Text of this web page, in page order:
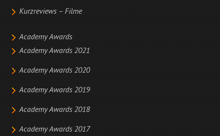
Kurzreviews – Filme
Academy Awards
Academy Awards 2021
Academy Awards 2020
Academy Awards 2019
Academy Awards 2018
Academy Awards 2017